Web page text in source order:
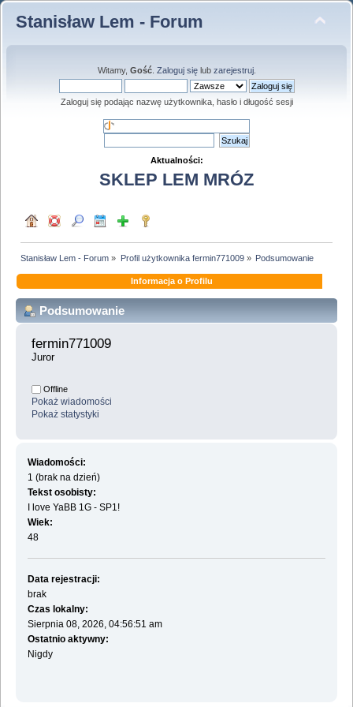
Stanisław Lem - Forum
Witamy, Gość. Zaloguj sięlub zarejestruj.
Zaloguj się podając nazwę użytkownika, hasło i długość sesji
Aktualności:
SKLEP LEM MRÓZ
Stanisław Lem - Forum » Profil użytkownika fermin771009» Podsumowanie
Informacja o Profilu
Podsumowanie
fermin771009
Juror
Offline
Pokaż wiadomości
Pokaż statystyki
Wiadomości:
1 (brak na dzień)
Tekst osobisty:
I love YaBB 1G - SP1!
Wiek:
48
Data rejestracji:
brak
Czas lokalny:
Sierpnia 08, 2026, 04:56:51 am
Ostatnio aktywny:
Nigdy